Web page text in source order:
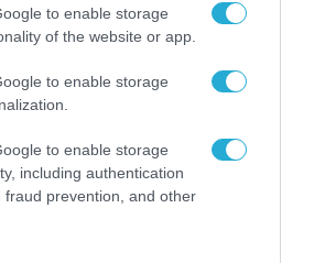
to enable storage
of the website or app.
to enable storage
to enable storage
including authentication
fraud prevention, and other
πλοίων από την Μαύρη